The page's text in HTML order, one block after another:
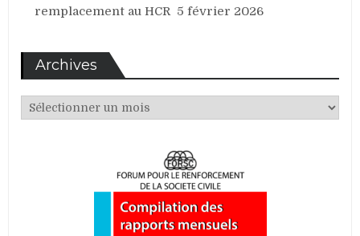
remplacement au HCR 5 février 2026
Archives
Archives